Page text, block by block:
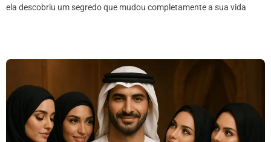
ela descobriu um segredo que mudou completamente a sua vida